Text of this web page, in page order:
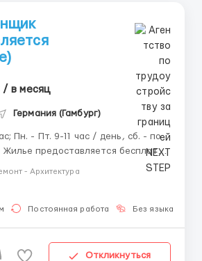
/ в месяц
Германия (Гамбург)
Изоляция; Монтаж
- Архитектура
Постоянная работа Без языка
Откликнуться